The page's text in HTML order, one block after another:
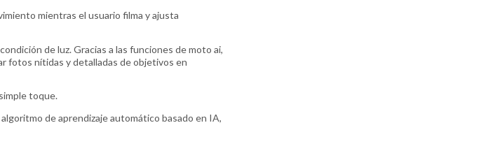
mientras el usuario filma y ajusta
de luz. Gracias a las funciones de moto ai,
fotos nítidas y detalladas de objetivos en
toque.
de aprendizaje automático basado en IA,